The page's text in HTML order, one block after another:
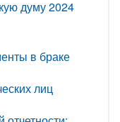
думу 2024
в браке
лиц